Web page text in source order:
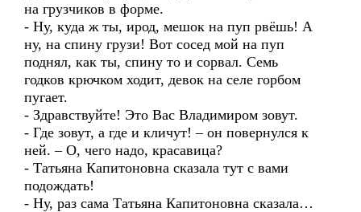
на грузчиков в форме.
- Ну, куда ж ты, ирод, мешок на пуп рвёшь! А
ну, на спину грузи! Вот сосед мой на пуп
поднял, как ты, спину то и сорвал. Семь
годков крючком ходит, девок на селе горбом
пугает.
- Здравствуйте! Это Вас Владимиром зовут.
- Где зовут, а где и кличут! – он повернулся к
ней. – О, чего надо, красавица?
- Татьяна Капитоновна сказала тут с вами
подождать!
- Ну, раз сама Татьяна Капитоновна сказала…